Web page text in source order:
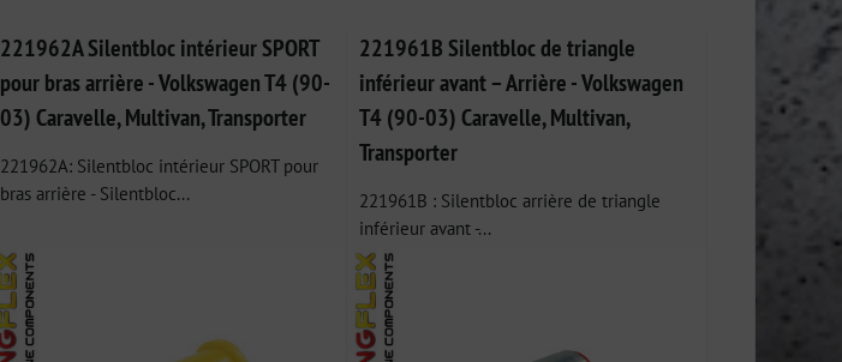
221962A Silentbloc intérieur SPORT
pour bras arrière - Volkswagen T4 (90-
03) Caravelle, Multivan, Transporter
221962A: Silentbloc intérieur SPORT pour
bras arrière - Silentbloc...
221961B Silentbloc de triangle
inférieur avant – Arrière - Volkswagen
T4 (90-03) Caravelle, Multivan,
Transporter
221961B : Silentbloc arrière de triangle
inférieur avant -...